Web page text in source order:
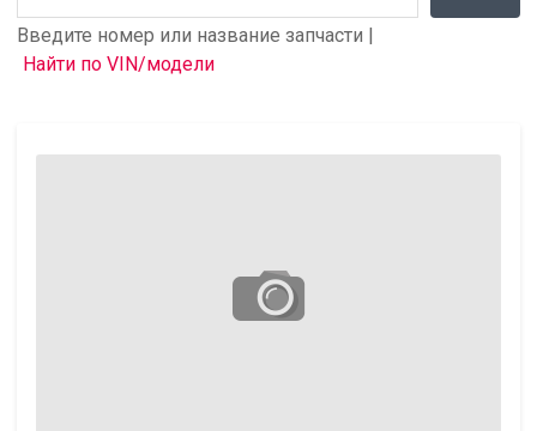
Введите номер или название запчасти |
Найти по VIN/модели